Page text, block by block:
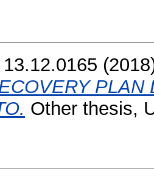
PLAN
Other thesis,